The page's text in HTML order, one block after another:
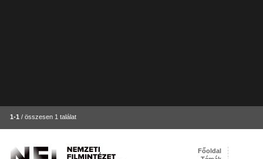
1-1 / összesen 1 találat
Főoldal